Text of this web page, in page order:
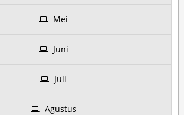
Mei
Juni
Juli
Agustus